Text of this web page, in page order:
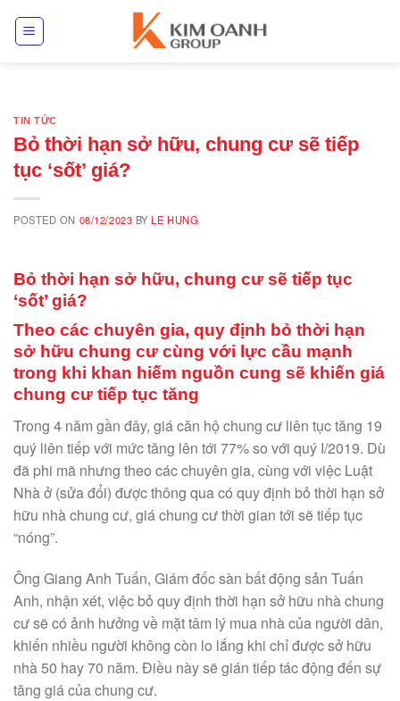
TIN TỨC
Bỏ thời hạn sở hữu, chung cư sẽ tiếp
tục ‘sốt’ giá?
POSTED ON 08/12/2023 BYLE HUNG
Bỏ thời hạn sở hữu, chung cư sẽ tiếp tục
‘sốt’ giá?
Theo các chuyên gia, quy định bỏ thời hạn
sở hữu chung cư cùng với lực cầu mạnh
trong khi khan hiếm nguồn cung sẽ khiến giá
chung cư tiếp tục tăng
Trong 4 năm gần đây, giá căn hộ chung cư liên tục tăng 19
quý liên tiếp với mức tăng lên tới 77% so với quý I/2019. Dù
đã phi mã nhưng theo các chuyên gia, cùng với việc Luật
Nhà ở (sửa đổi) được thông qua có quy định bỏ thời hạn sở
hữu nhà chung cư, giá chung cư thời gian tới sẽ tiếp tục
“nóng”.
Ông Giang Anh Tuấn, Giám đốc sàn bất động sản Tuấn
Anh, nhận xét, việc bỏ quy định thời hạn sở hữu nhà chung
cư sẽ có ảnh hưởng về mặt tâm lý mua nhà của người dân,
khiến nhiều người không còn lo lắng khi chỉ được sở hữu
nhà 50 hay 70 năm. Điều này sẽ gián tiếp tác động đến sự
tăng giá của chung cư.